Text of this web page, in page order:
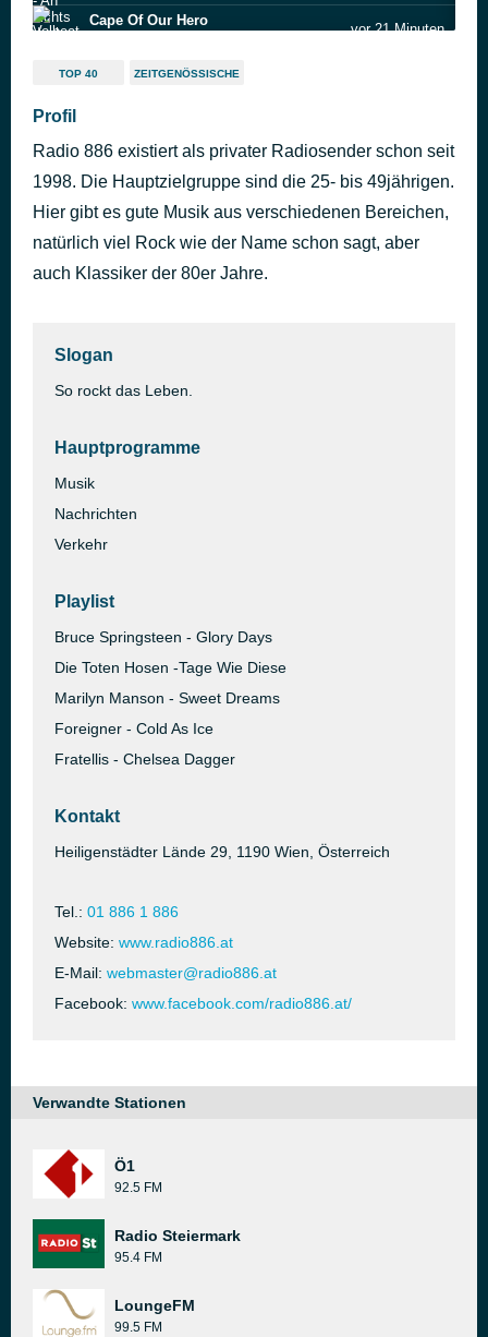
Cape Of Our Hero
vor 21 Minuten
Blaze Of Glory
Cryin'
Aerosmith
Don't Stop Me Now
Queen
vor 46 Minuten
TOP 40 ZEITGENÖSSISCHE
Profil
Radio 886 existiert als privater Radiosender schon seit
1998. Die Hauptzielgruppe sind die 25- bis 49jährigen.
Hier gibt es gute Musik aus verschiedenen Bereichen,
natürlich viel Rock wie der Name schon sagt, aber
auch Klassiker der 80er Jahre.
Slogan
So rockt das Leben.
Hauptprogramme
Musik
Nachrichten
Verkehr
Playlist
Bruce Springsteen - Glory Days
Die Toten Hosen -Tage Wie Diese
Marilyn Manson - Sweet Dreams
Foreigner - Cold As Ice
Fratellis - Chelsea Dagger
Kontakt
Heiligenstädter Lände 29, 1190 Wien, Österreich
Tel.: 01 886 1 886
Website: www.radio886.at
E-Mail: webmaster@radio886.at
Facebook: www.facebook.com/radio886.at/
Verwandte Stationen
Ö1
92.5 FM
Radio Steiermark
95.4 FM
LoungeFM
99.5 FM